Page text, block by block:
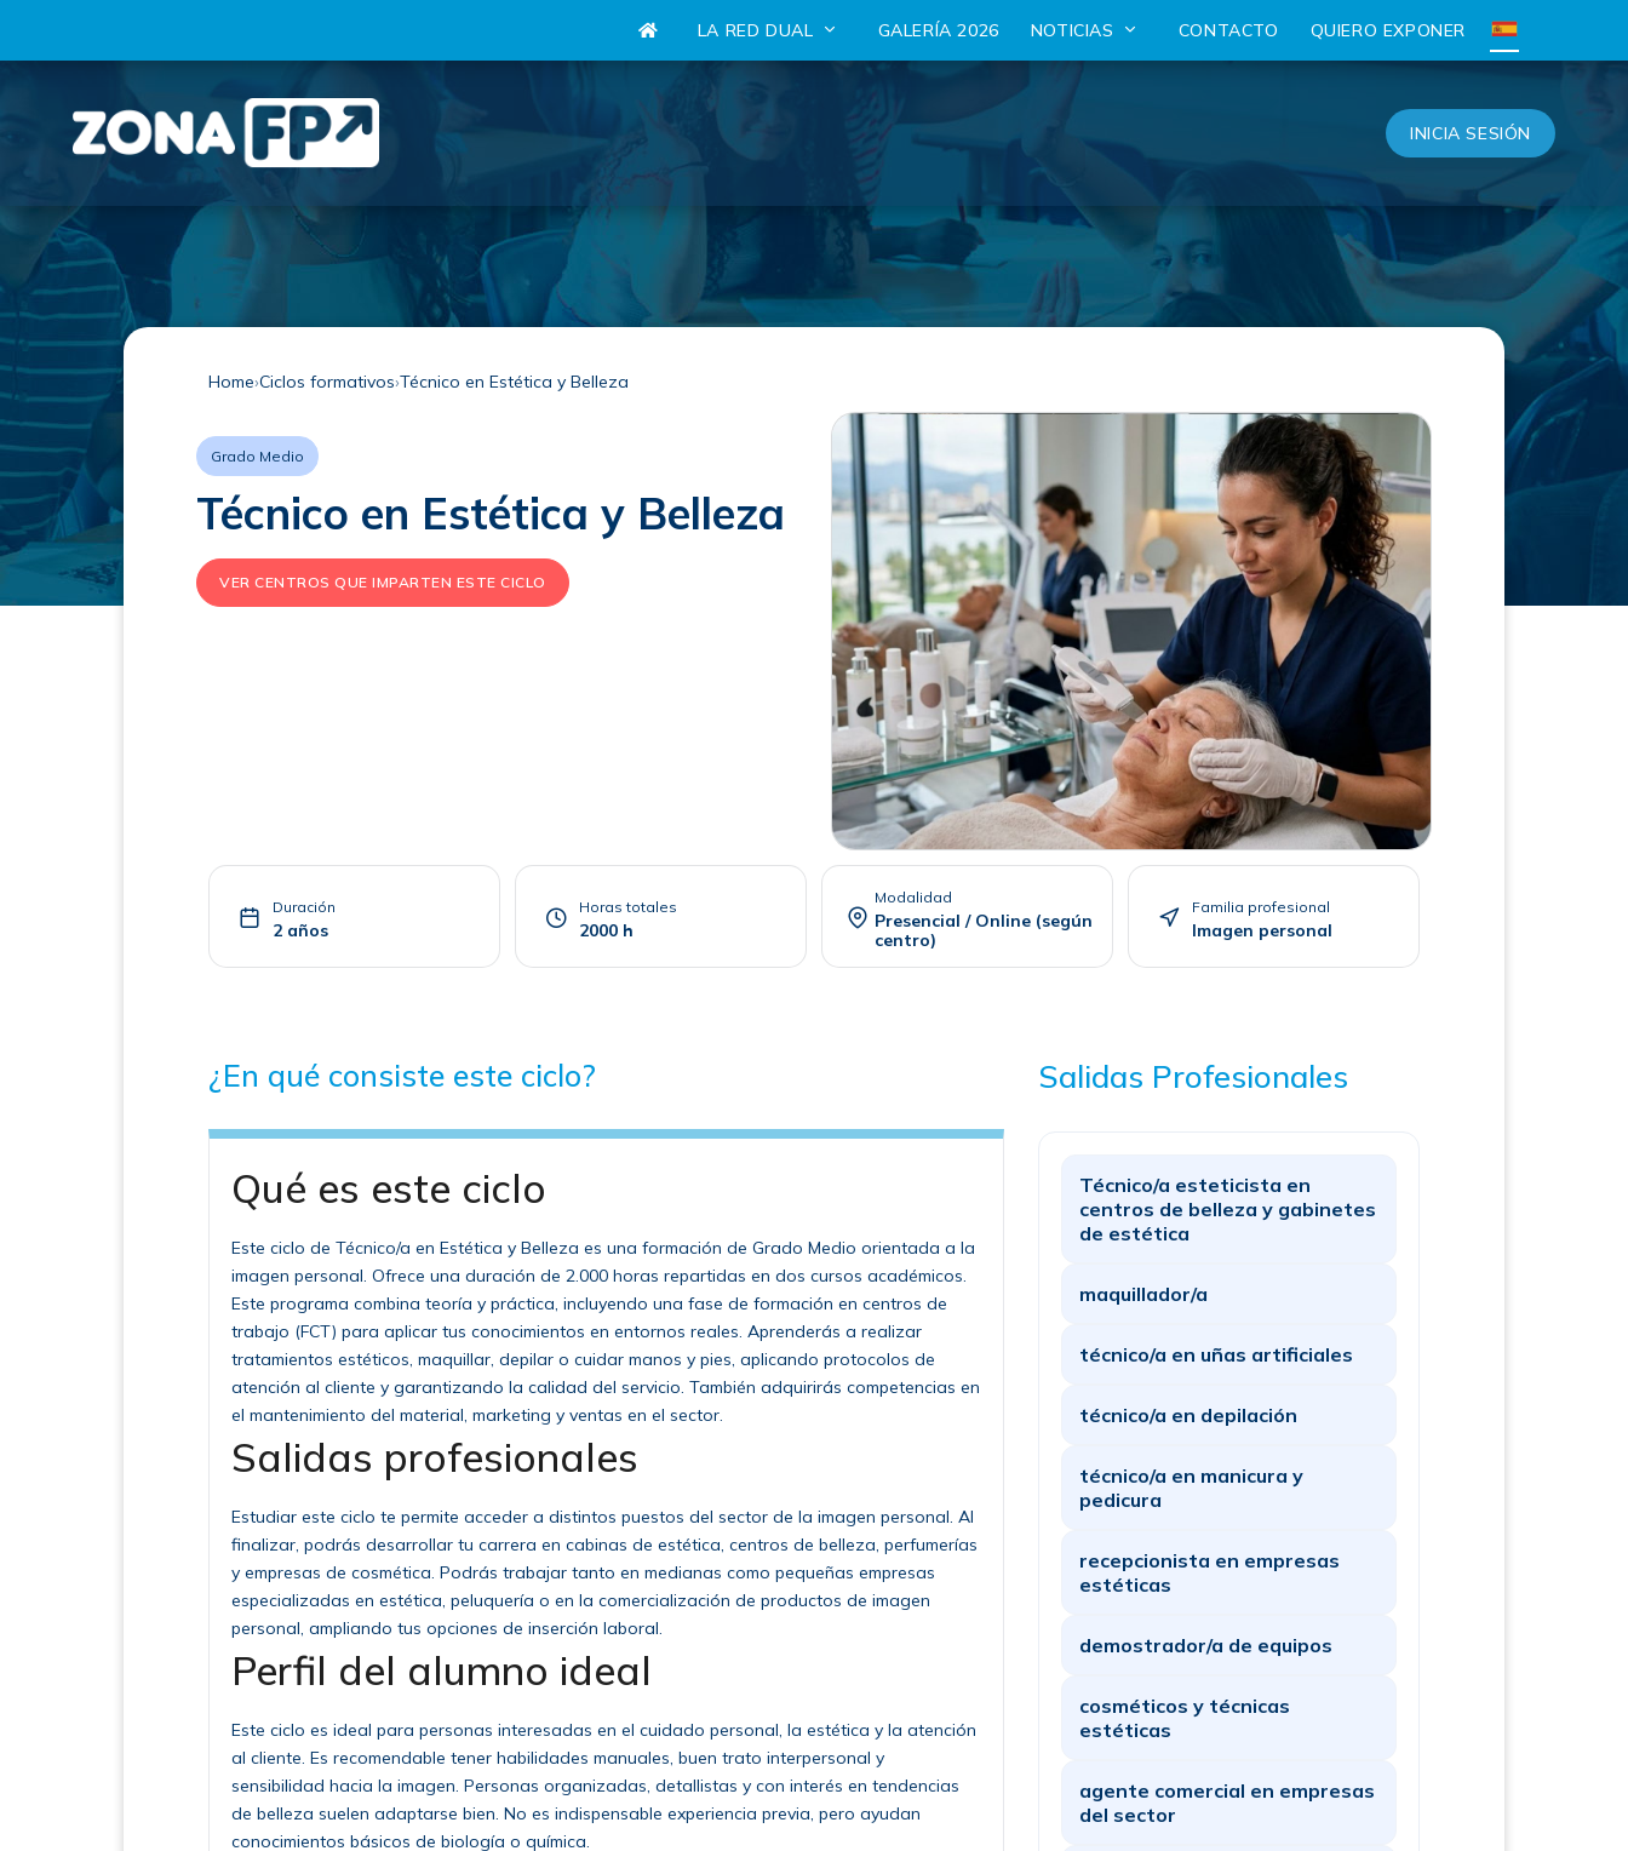
LA RED DUAL GALERÍA 2026 NOTICIAS CONTACTO QUIERO EXPONER
INICIA SESIÓN
Home Ciclos formativos Técnico en Estética y Belleza
Grado Medio
Técnico en Estética y Belleza
VER CENTROS QUE IMPARTEN ESTE CICLO
Duración
2 años
Horas totales
2000 h
Modalidad
Presencial / Online (según
centro)
Familia profesional
Imagen personal
¿En qué consiste este ciclo?
Qué es este ciclo
Este ciclo de Técnico/a en Estética y Belleza es una formación de Grado Medio orientada a la
imagen personal. Ofrece una duración de 2.000 horas repartidas en dos cursos académicos.
Este programa combina teoría y práctica, incluyendo una fase de formación en centros de
trabajo (FCT) para aplicar tus conocimientos en entornos reales. Aprenderás a realizar
tratamientos estéticos, maquillar, depilar o cuidar manos y pies, aplicando protocolos de
atención al cliente y garantizando la calidad del servicio. También adquirirás competencias en
el mantenimiento del material, marketing y ventas en el sector.
Salidas profesionales
Estudiar este ciclo te permite acceder a distintos puestos del sector de la imagen personal. Al
finalizar, podrás desarrollar tu carrera en cabinas de estética, centros de belleza, perfumerías
y empresas de cosmética. Podrás trabajar tanto en medianas como pequeñas empresas
especializadas en estética, peluquería o en la comercialización de productos de imagen
personal, ampliando tus opciones de inserción laboral.
Perfil del alumno ideal
Este ciclo es ideal para personas interesadas en el cuidado personal, la estética y la atención
al cliente. Es recomendable tener habilidades manuales, buen trato interpersonal y
sensibilidad hacia la imagen. Personas organizadas, detallistas y con interés en tendencias
de belleza suelen adaptarse bien. No es indispensable experiencia previa, pero ayudan
conocimientos básicos de biología o química.
Salidas Profesionales
Técnico/a esteticista en
centros de belleza y gabinetes
de estética
maquillador/a
técnico/a en uñas artificiales
técnico/a en depilación
técnico/a en manicura y
pedicura
recepcionista en empresas
estéticas
demostrador/a de equipos
cosméticos y técnicas
estéticas
agente comercial en empresas
del sector